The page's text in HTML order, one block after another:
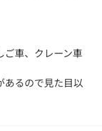
ご車、クレーン車
あるので見た目以